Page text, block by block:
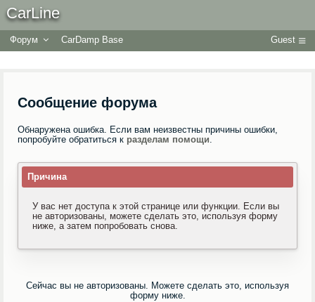
CarLine
Форум CarDamp Base Guest
Сообщение форума
Обнаружена ошибка. Если вам неизвестны причины ошибки,
попробуйте обратиться к разделам помощи.
Причина
У вас нет доступа к этой странице или функции. Если вы
не авторизованы, можете сделать это, используя форму
ниже, а затем попробовать снова.
Сейчас вы не авторизованы. Можете сделать это, используя
форму ниже.